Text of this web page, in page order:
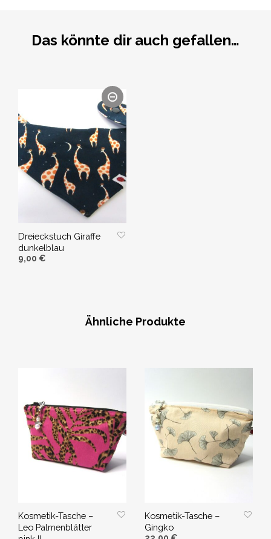
Das könnte dir auch gefallen…
Dreieckstuch Giraffe
dunkelblau
9,00 €
Ähnliche Produkte
Kosmetik-Tasche –
Leo Palmenblätter
Kosmetik-Tasche –
Gingko